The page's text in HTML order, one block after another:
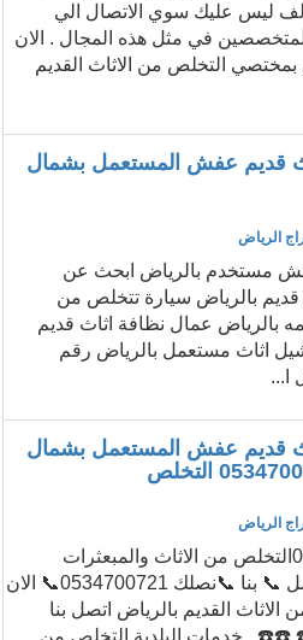
ليس عليك سوي الاتصال الي
في مثل هذه المجال . الان
بمختصي التخلص من الاثاث القديم
قديم عفش المستعمل بشمال
الرياض
مستخدم بالرياض ابحث عن
قديم بالرياض سيارة تتخلص من
بالرياض عمال نظافة اثاث قديم
اثاث مستعمل بالرياض رقم
ا...
قديم عفش المستعمل بشمال
الرياض
0534700721التخلص من الاثاث والمبعثرات
بالرياض📞 اتصل 📞 بنا 📞نصلك 0534700721📞 الان
القديم بالرياض اتصل بنا